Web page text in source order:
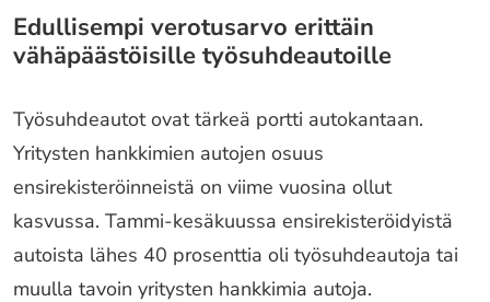
Edullisempi verotusarvo erittäin
vähäpäästöisille työsuhdeautoille
Työsuhdeautot ovat tärkeä portti autokantaan.
Yritysten hankkimien autojen osuus
ensirekisteröinneistä on viime vuosina ollut
kasvussa. Tammi-kesäkuussa ensirekisteröidyistä
autoista lähes 40 prosenttia oli työsuhdeautoja tai
muulla tavoin yritysten hankkimia autoja.